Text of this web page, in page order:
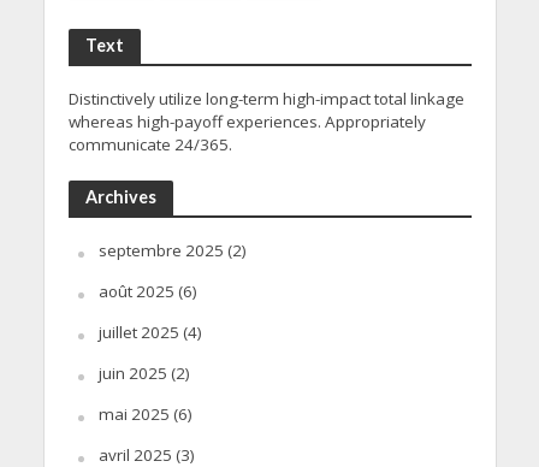
Text
Distinctively utilize long-term high-impact total linkage
whereas high-payoff experiences. Appropriately
communicate 24/365.
Archives
septembre 2025 (2)
août 2025 (6)
juillet 2025 (4)
juin 2025 (2)
mai 2025 (6)
avril 2025 (3)